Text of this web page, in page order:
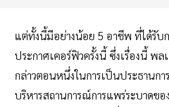
แต่ทั้งนี้มีอย่างน้อย 5 อาชีพ ที่ได้รับก
ประกาศเคอร์ฟิวครั้งนี้ ซึ่งเรื่องนี้ พ
กล่าวตอนหนึ่งในการเป็นประธานก
บริหารสถานการณ์การแพร่ระบาดขอ